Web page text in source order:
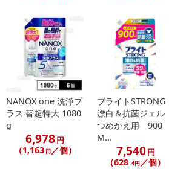
NANOX one 洗浄プ
ラス 替超特大 1080
g
6,978円
（1,163 円／個）
ブライトSTRONG
漂白＆抗菌ジェル
つめかえ用 900
M...
7,540円
（628.4円／個）